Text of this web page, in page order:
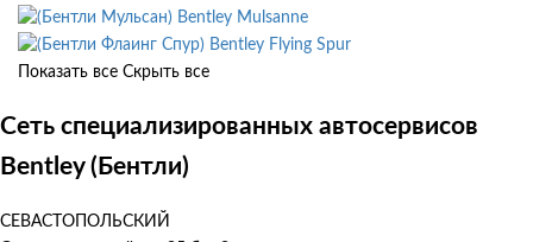
Bentley Mulsanne
Bentley Flying Spur
Показать все Скрыть все
Сеть специализированных автосервисов
Bentley (Бентли)
СЕВАСТОПОЛЬСКИЙ